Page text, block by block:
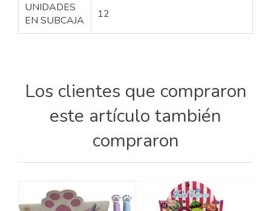
UNIDADES
EN SUBCAJA
12
Los clientes que compraron
este artículo también
compraron